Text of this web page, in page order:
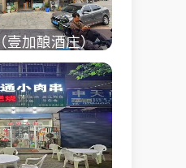
壹加酿酒庄）
业街正拐角
、空店铺转
+